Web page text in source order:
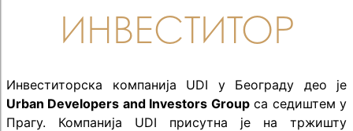
ИНВЕСТИТОР
Инвеститорска компанија UDI у Београду део је
Urban Developers and Investors Groupса седиштем у
Прагу. Компанија UDI присутна је на тржишту